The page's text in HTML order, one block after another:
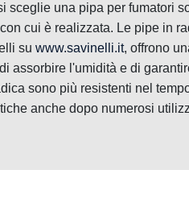
sceglie una pipa per fumatori
cui è realizzata. Le pipe in
su www.savinelli.it, offrono
assorbire l'umidità e di
sono più resistenti nel
anche dopo numerosi